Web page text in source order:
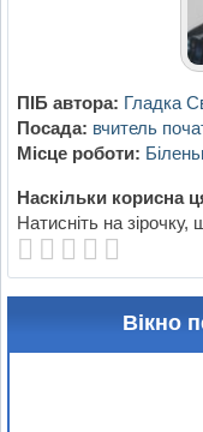
ПІБ автора: Гладка
Посада: вчитель
Місце роботи:
Наскільки корисна
Натисніть на зірочку,
Вікно